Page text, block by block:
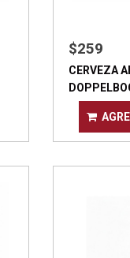
$259
CERVEZA